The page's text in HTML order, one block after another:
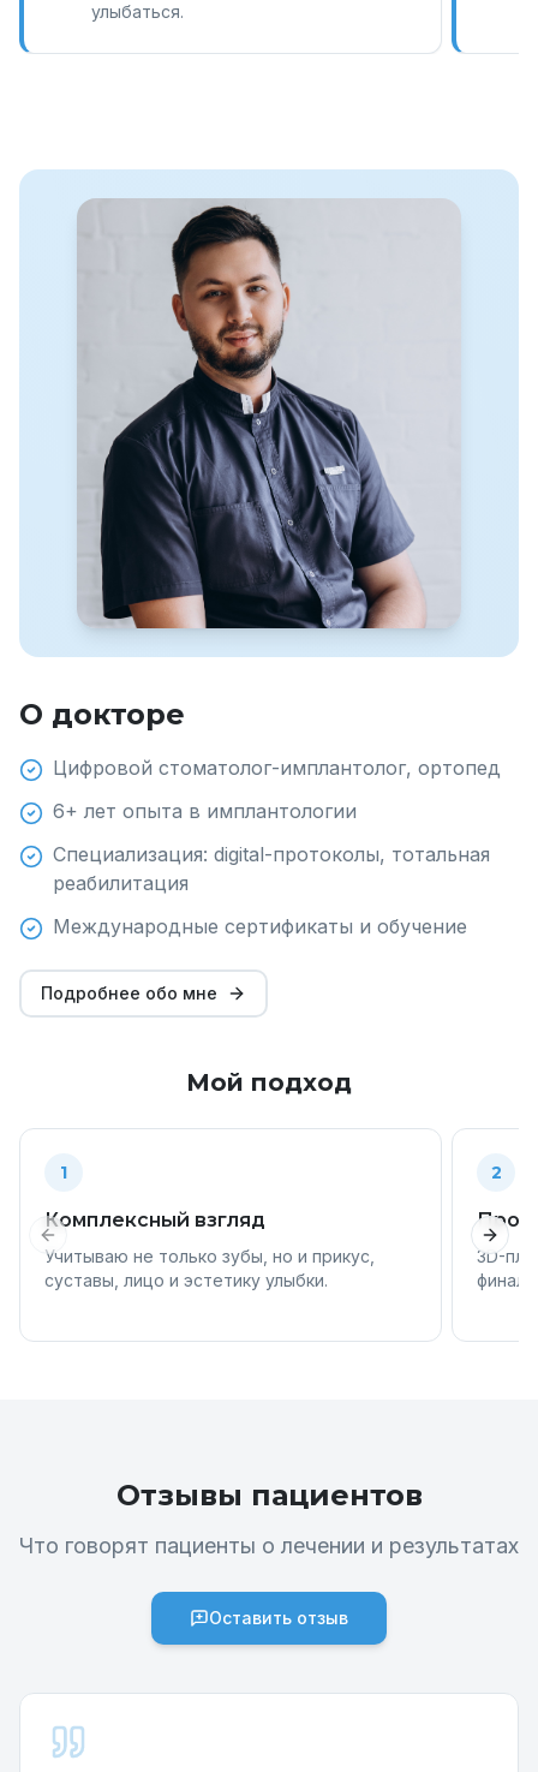
улыбаться.
О докторе
Цифровой стоматолог-имплантолог, ортопед
6+ лет опыта в имплантологии
Специализация: digital-протоколы, тотальная
реабилитация
Международные сертификаты и обучение
Подробнее обо мне
Мой подход
1
Комплексный взгляд
Учитываю не только зубы, но и прикус,
суставы, лицо и эстетику улыбки.
2
3D-
Previous slide Next
Отзывы пациентов
Что говорят пациенты о лечении и результатах
Оставить отзыв